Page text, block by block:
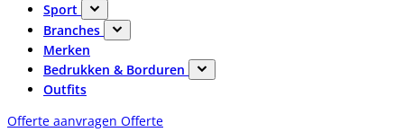
Sport
Branches
Merken
Bedrukken & Borduren
Outfits
Offerte aanvragen Offerte